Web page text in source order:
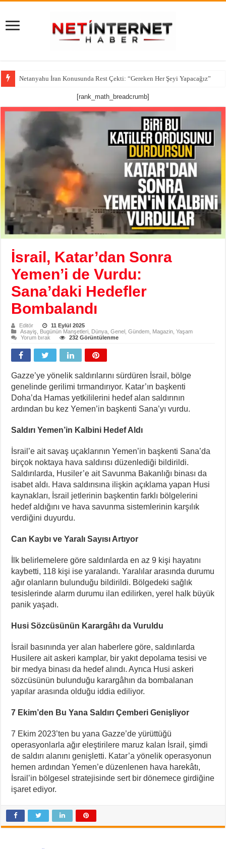
Netanyahu İran Konusunda Rest Çekti: “Gereken Her Şeyi Yapacağız”
CNN’den çarpıcı iddia: ABD’nin kritik füze stokları alarm veriyor
[rank_math_breadcrumb]
İsrail, Katar’dan Sonra
Yemen’i de Vurdu:
Sana’daki Hedefler
Bombalandı
Editör
11 Eylül 2025
Asayiş
Bugünün Manşetleri Dünya ,Genel ,Gündem Magazin ,Yaşam
Yorum bırak
232 Görüntülenme
Gazze’ye yönelik saldırılarını sürdüren İsrail, bölge
genelinde gerilimi tırmandırıyor. Katar’ın başkenti
Doha’da Hamas yetkililerini hedef alan saldırının
ardından bu kez Yemen’in başkenti Sana’yı vurdu.
Saldırı Yemen’in Kalbini Hedef Aldı
İsrail’e ait savaş uçaklarının Yemen’in başkenti Sana’da
birçok noktaya hava saldırısı düzenlediği bildirildi.
Saldırılarda, Husiler’e ait Savunma Bakanlığı binası da
isabet aldı. Hava saldırısına ilişkin açıklama yapan Husi
kaynakları, İsrail jetlerinin başkentin farklı bölgelerini
hedef aldığını ve hava savunma sistemlerinin karşılık
verdiğini duyurdu.
Can Kaybı ve Yaralı Sayısı Artıyor
İlk belirlemelere göre saldırılarda en az 9 kişi hayatını
kaybetti, 118 kişi ise yaralandı. Yaralılar arasında durumu
ağır olanların bulunduğu bildirildi. Bölgedeki sağlık
tesislerinde alarm durumu ilan edilirken, yerel halk büyük
panik yaşadı.
Husi Sözcüsünün Karargâhı da Vuruldu
İsrail basınında yer alan haberlere göre, saldırılarda
Husilere ait askeri kamplar, bir yakıt depolama tesisi ve
bir medya binası da hedef alındı. Ayrıca Husi askeri
sözcüsünün bulunduğu karargâhın da bombalanan
yapılar arasında olduğu iddia ediliyor.
7 Ekim’den Bu Yana Saldırı Çemberi Genişliyor
7 Ekim 2023’ten bu yana Gazze’de yürüttüğü
operasyonlarla ağır eleştirilere maruz kalan İsrail, şimdi
de saldırı alanını genişletti. Katar’a yönelik operasyonun
hemen ardından Yemen’e düzenlenen hava harekâtı,
İsrail’in bölgesel stratejisinde sert bir dönemece girdiğine
işaret ediyor.